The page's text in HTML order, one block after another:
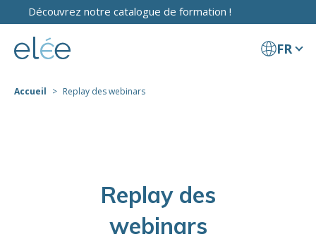
Découvrez notre catalogue de formation !
FR
Accueil Replay des webinars
Replay des
webinars